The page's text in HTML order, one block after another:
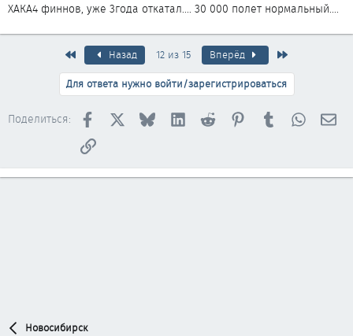
ХАКА4 финнов, уже 3года откатал.... 30 000 полет нормальный....
ПервыйНазад 12 из 15 Вперёд
Для ответа нужно войти/зарегистрироваться
Поделиться: Facebook BlueskyLinkedInReddit PinterestTumblr
Ссылка
Новосибирск